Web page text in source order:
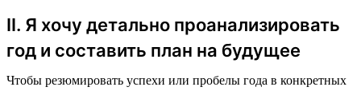
II. Я хочу детально проанализировать
год и составить план на будущее
Чтобы резюмировать успехи или пробелы года в конкретных